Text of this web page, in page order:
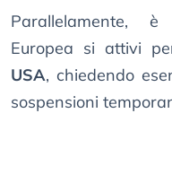
Parallelamente,
Europea si attivi
USA, chiedendo
sospensioni